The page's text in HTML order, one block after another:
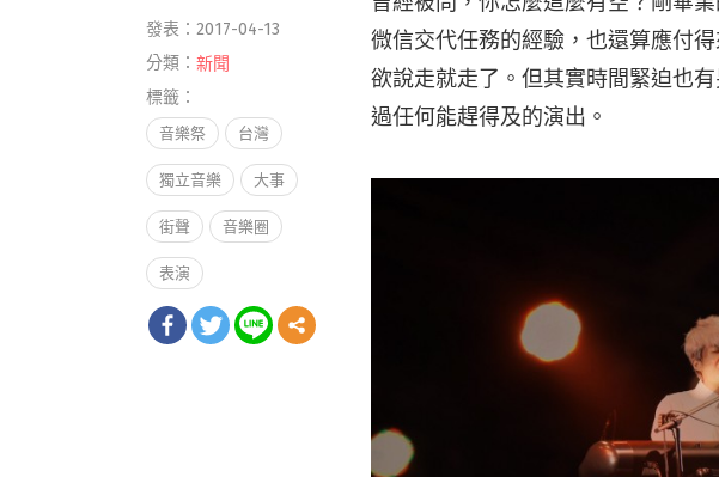
微信交代任務的經驗，也還算應付
欲說走就走了。但其實時間緊迫也
過任何能趕得及的演出。
發表：2017-04-13
分類： 新聞
標籤：
音樂祭 台灣
獨立音樂 大事
街聲 音樂圈
表演